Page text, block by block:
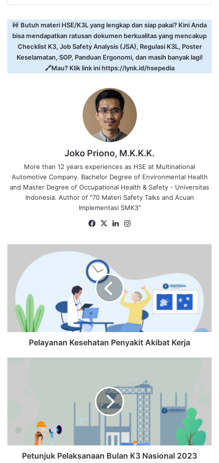
🚧 Butuh materi HSE/K3L yang lengkap dan siap pakai? Kini Anda
bisa mendapatkan ratusan dokumen berkualitas yang mencakup
Checklist K3, Job Safety Analysis (JSA), Regulasi K3L, Poster
Keselamatan, SOP, Panduan Ergonomi, dan masih banyak lagi!
🔗Mau? Klik link inihttps://lynk.id/hsepedia
Joko Priono, M.K.K.K.
More than 12 years experiences as HSE at Multinational
Automotive Company. Bachelor Degree of Environmental Health
and Master Degree of Occupational Health & Safety - Universitas
Indonesia. Author of "70 Materi Safety Talks and Acuan
Implementasi SMK3"
Facebook
X LinkedIn
Kesehatan
Penyakit
Akibat
Kerja
Pelayanan Kesehatan Penyakit Akibat Kerja
Petunjuk Pelaksanaan Bulan K3 Nasional 2023